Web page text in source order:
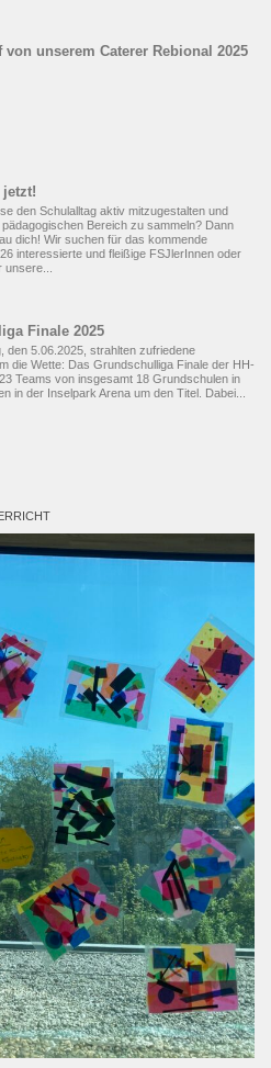
von unserem Caterer Rebional 2025
den Schulalltag aktiv mitzugestalten und
Bereich zu sammeln? Dann
dich! Wir suchen für das kommende
interessierte und fleißige FSJlerInnen oder
Finale 2025
den 5.06.2025, strahlten zufriedene
die Wette: Das Grundschulliga Finale der HH-
Teams von insgesamt 18 Grundschulen in
in der Inselpark Arena um den Titel. Dabei...